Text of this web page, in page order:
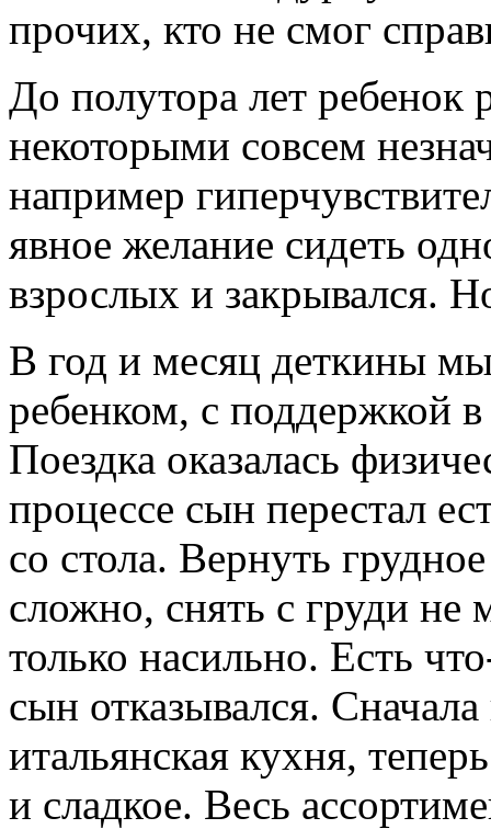
прочих, кто не смог
До полутора лет ребенок
некоторыми совсем
например
явное желание сидеть
взрослых и закрывался.
В год и месяц деткины
ребенком, с поддержкой
Поездка оказалась
процессе сын перестал
со стола. Вернуть
сложно, снять с груди не
только насильно. Есть
сын отказывался.
итальянская кухня,
и сладкое. Весь